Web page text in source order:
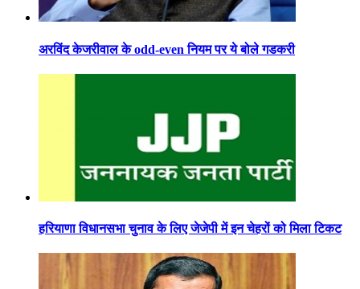
अरविंद केजरीवाल के odd-even नियम पर ये बोले गडकरी
हरियाणा विधानसभा चुनाव के लिए जेजेपी में इन चेहरों को मिला टिकट